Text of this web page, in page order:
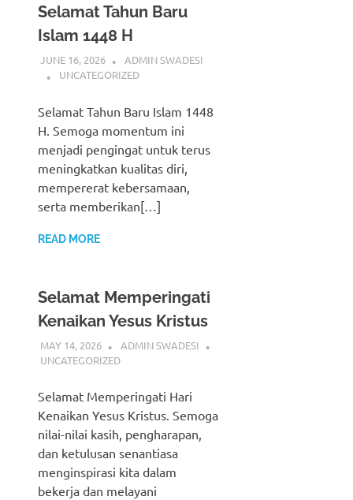
Selamat Tahun Baru
Islam 1448 H
JUNE 16, 2026
ADMIN SWADESI
UNCATEGORIZED
Selamat Tahun Baru Islam 1448
H. Semoga momentum ini
menjadi pengingat untuk terus
meningkatkan kualitas diri,
mempererat kebersamaan,
serta memberikan[…]
READ MORE
Selamat Memperingati
Kenaikan Yesus Kristus
MAY 14, 2026
ADMIN SWADESI
UNCATEGORIZED
Selamat Memperingati Hari
Kenaikan Yesus Kristus. Semoga
nilai-nilai kasih, pengharapan,
dan ketulusan senantiasa
menginspirasi kita dalam
bekerja dan melayani